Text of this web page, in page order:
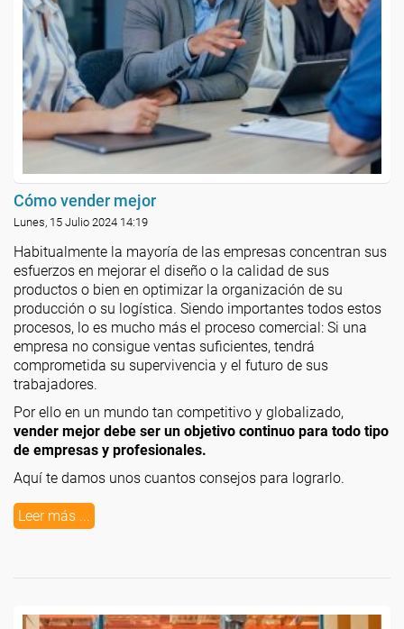
Cómo vender mejor
Lunes, 15 Julio 2024 14:19
Habitualmente la mayoría de las empresas concentran sus
esfuerzos en mejorar el diseño o la calidad de sus
productos o bien en optimizar la organización de su
producción o su logística. Siendo importantes todos estos
procesos, lo es mucho más el proceso comercial: Si una
empresa no consigue ventas suficientes, tendrá
comprometida su supervivencia y el futuro de sus
trabajadores.
Por ello en un mundo tan competitivo y globalizado,
vender mejor debe ser un objetivo continuo para todo tipo
de empresas y profesionales.
Aquí te damos unos cuantos consejos para lograrlo.
Leer más ...